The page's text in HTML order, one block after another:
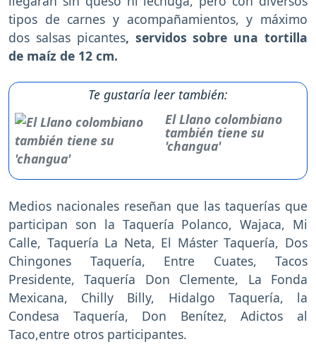
tipos de carnes y acompañamientos, y máximo
dos salsas picantes, servidos sobre una tortilla
de maíz de 12 cm.
Te gustaría leer también:
El Llano colombiano
también tiene su
'changua'
Medios nacionales reseñan que las taquerías que
participan son la Taquería Polanco, Wajaca, Mi
Calle, Taquería La Neta, El Máster Taquería, Dos
Chingones Taquería, Entre Cuates, Tacos
Presidente, Taquería Don Clemente, La Fonda
Mexicana, Chilly Billy, Hidalgo Taquería, la
Condesa Taquería, Don Benítez, Adictos al
Taco,entre otros participantes.